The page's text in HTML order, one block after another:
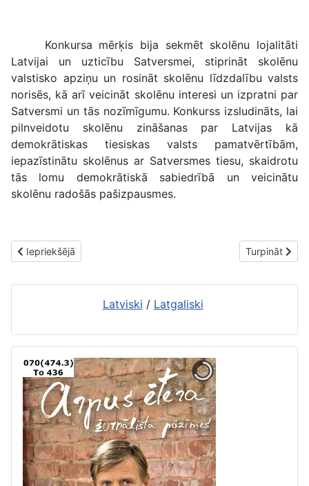
Konkursa mērķis bija sekmēt skolēnu lojalitāti
Latvijai un uzticību Satversmei, stiprināt skolēnu
valstisko apziņu un rosināt skolēnu līdzdalību valsts
norisēs, kā arī veicināt skolēnu interesi un izpratni par
Satversmi un tās nozīmīgumu. Konkurss izsludināts, lai
pilnveidotu skolēnu zināšanas par Latvijas kā
demokrātiskas tiesiskas valsts pamatvērtībām,
iepazīstinātu skolēnus ar Satversmes tiesu, skaidrotu
tās lomu demokrātiskā sabiedrībā un veicinātu
skolēnu radošās pašizpausmes.
Iepriekšējais raksts: Ziemeļvalstu Literatūras nedēļa 2018 –
Iepriekšējā Nākamais
Turpināt
Latviski / Latgaliski